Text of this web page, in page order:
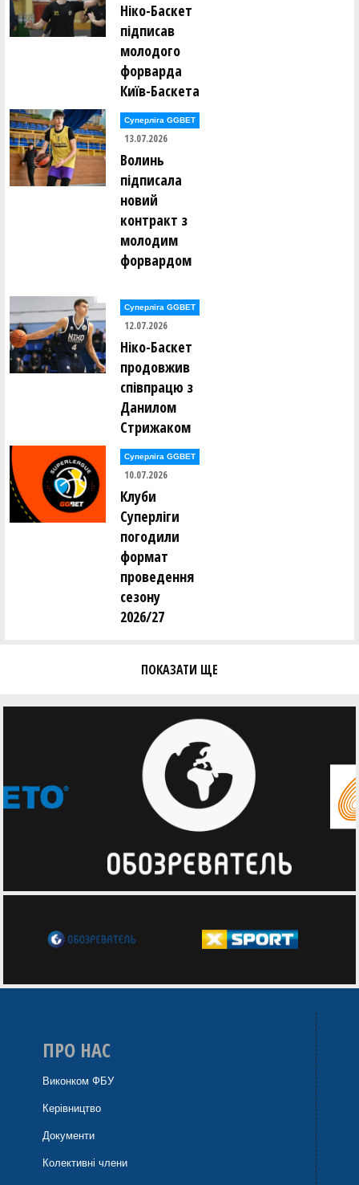
Ніко-Баскет
підписав
молодого
форварда
Київ-Баскета
Суперліга GGBET
13.07.2026
Волинь
підписала
новий
контракт з
молодим
форвардом
Суперліга GGBET
12.07.2026
Ніко-Баскет
продовжив
співпрацю з
Данилом
Стрижаком
Суперліга GGBET
10.07.2026
Клуби
Суперліги
погодили
формат
проведення
сезону
2026/27
ПОКАЗАТИ ЩЕ
ПРО НАС
Виконком ФБУ
Керівництво
Документи
Колективні члени